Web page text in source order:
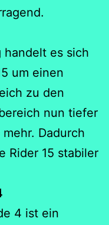
handelt es sich
um einen
zu den
nun tiefer
Dadurch
Rider 15 stabiler
4 ist ein